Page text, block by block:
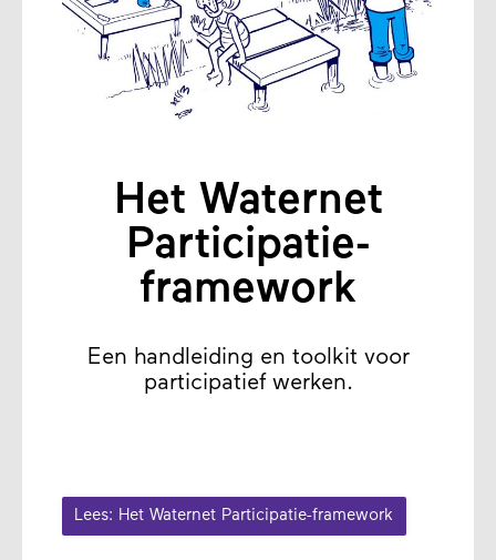
Het Waternet
Participatie-
framework
Een handleiding en toolkit voor
participatief werken.
Lees: Het Waternet Participatie-framework